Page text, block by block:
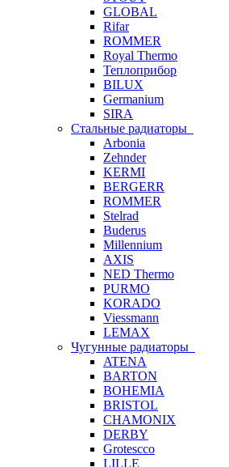
GLOBAL
Rifar
ROMMER
Royal Thermo
Теплоприбор
BILUX
Germanium
SIRA
Стальные радиаторы
Arbonia
Zehnder
KERMI
BERGERR
ROMMER
Stelrad
Buderus
Millennium
AXIS
NED Thermo
PURMO
KORADO
Viessmann
LEMAX
Чугунные радиаторы
ATENA
BARTON
BOHEMIA
BRISTOL
CHAMONIX
DERBY
Grotescco
LILLE